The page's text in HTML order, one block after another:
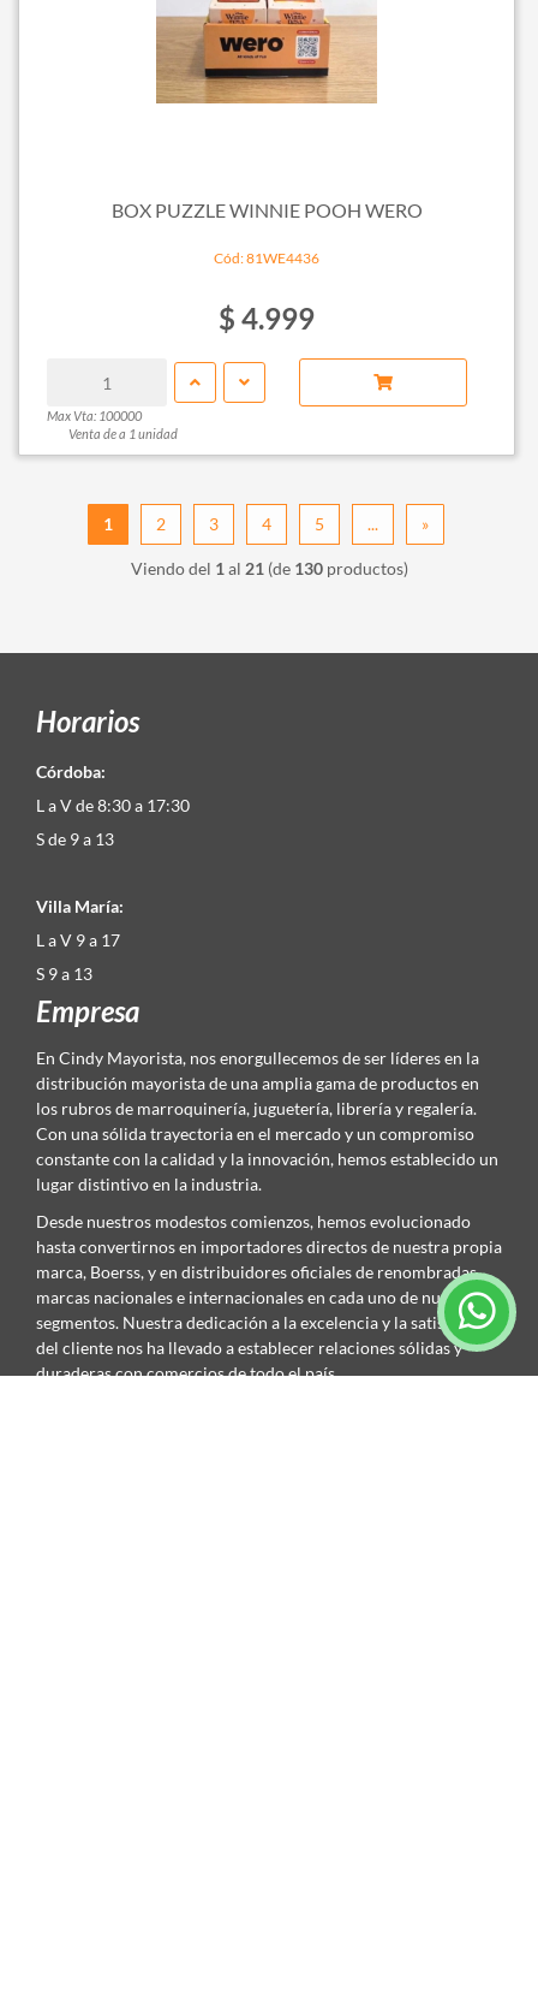
BOX PUZZLE WINNIE POOH WERO
Cód: 81WE4436
$ 4.999
Max Vta: 100000
Venta de a 1 unidad
1 2 3 4 5 ... »
Viendo del 1 al 21 (de 130productos)
Horarios
Córdoba:
L a V de 8:30 a 17:30
S de 9 a 13
Villa María:
L a V 9 a 17
S 9 a 13
Empresa
En Cindy Mayorista, nos enorgullecemos de ser líderes en la
distribución mayorista de una amplia gama de productos en
los rubros de marroquinería, juguetería, librería y regalería.
Con una sólida trayectoria en el mercado y un compromiso
constante con la calidad y la innovación, hemos establecido un
lugar distintivo en la industria.
Desde nuestros modestos comienzos, hemos evolucionado
hasta convertirnos en importadores directos de nuestra propia
marca, Boerss, y en distribuidores oficiales de renombradas
marcas nacionales e internacionales en cada uno de nuestros
segmentos. Nuestra dedicación a la excelencia y la satisfacción
del cliente nos ha llevado a establecer relaciones sólidas y
duraderas con comercios de todo el país.